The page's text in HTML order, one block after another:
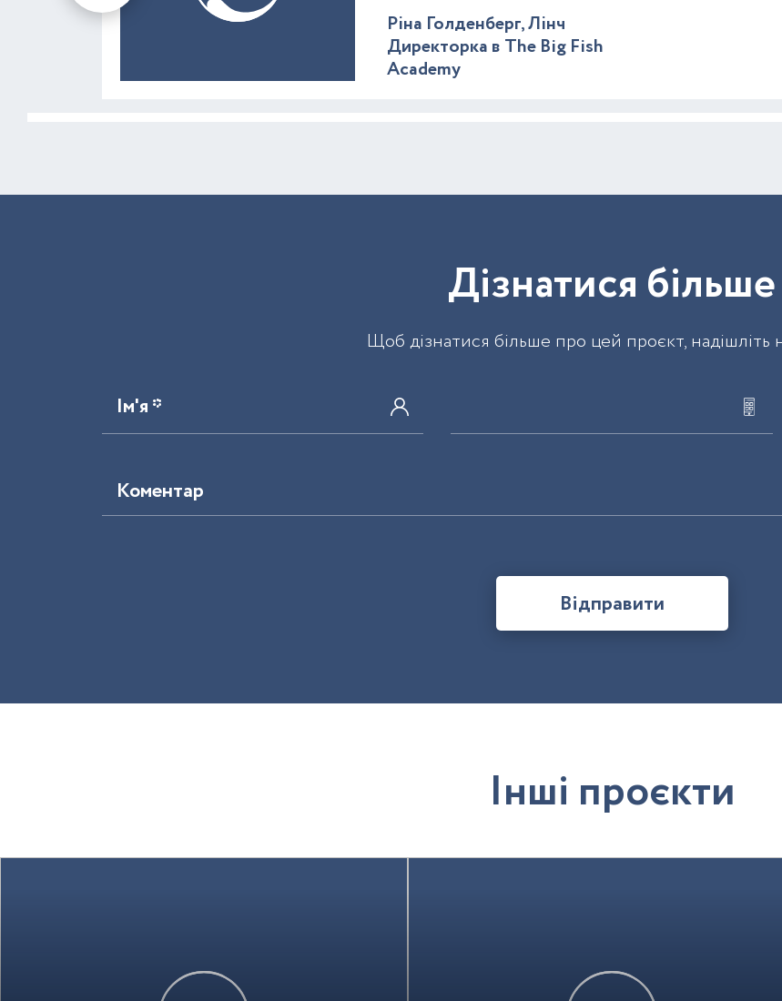
Ріна Голденберг, Лінч
Директорка в The Big Fish
Academy
Дізнатися більше
Щоб дізнатися більше про цей проєкт, надішліть
Ім'я *
Коментар
Відправити
Інші проєкти